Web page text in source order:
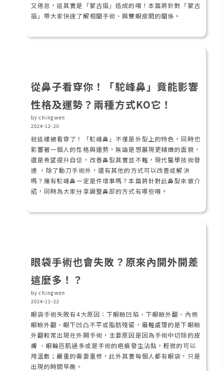
又倦怠，這其實是「蒙古摺」造成的唷！本篇將針對「蒙古
摺」帶大家快速了解相關手術、與雙眼皮間的關係。
從鼻子看穿你！「駝峰鼻」竟能影響
性格及運勢？兩種方式KO它！
by chingwen
2024-12-20
就這樣被看穿了！「駝峰鼻」不僅是外型上的特色，同時也
影響著一個人的性格與運勢，無論是想展現更精緻的面貌，
還是希望提升自信，改善鼻型其實並不難，現代醫學技術發
達 ，除了動刀手術外，還有其他的方式可以改善或解決
嗎？擁有駝峰鼻一定是件壞事嗎？本篇將針對此鼻型來做介
紹，同時為大家分享調整鼻部的方式有哪些唷。
眼袋手術也會失敗？原來內開外開差
這麼多！？
by chingwen
2024-11-22
眼袋手術失敗有4大原因：下眼瞼凹陷、下眼瞼外翻、內側
眼瞼外翻、眼下凹凸不平或脂肪殘留，最難處理的是下眼瞼
外翻較常出現在外開手術，主要原因是因為手術中切除的皮
膚 、眼輪匝肌過多或是手術的疤痕發生沾黏，輕微的可以
用溫敷；嚴重的需要重修，此外其實每個人都有眼袋，只是
出現的時間早晚。